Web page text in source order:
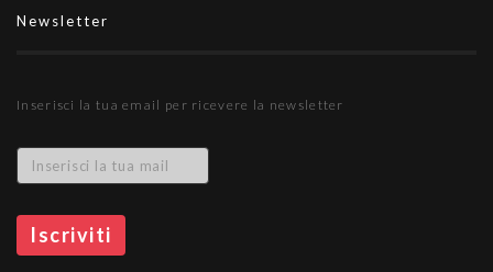
Newsletter
Inserisci la tua email per ricevere la newsletter